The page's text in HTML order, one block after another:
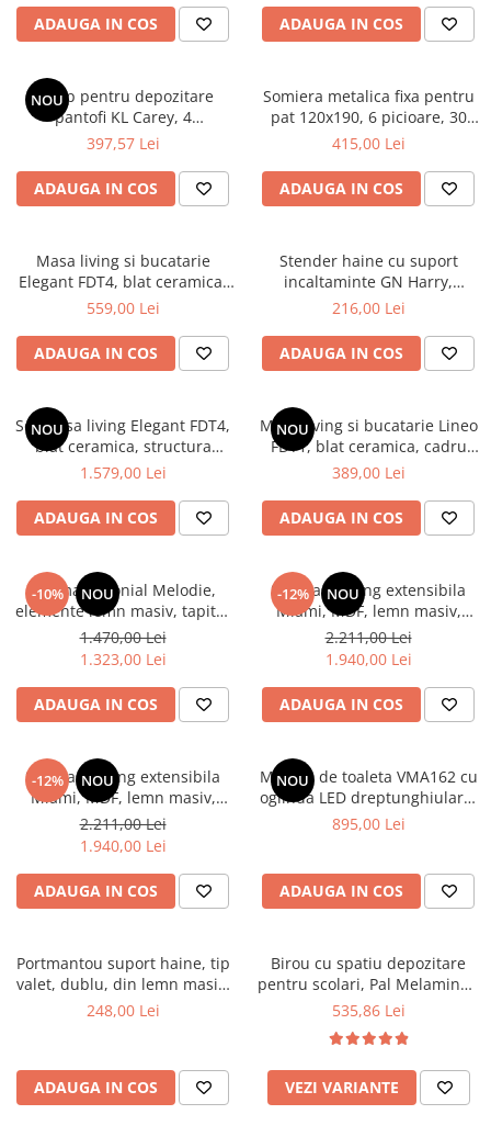
Top saltele 10 cm
Top saltele MemoHR 6.5 cm
Saltele ieftine
Saltele cu plasa de arcuri
Saltele cu spuma
Scaune manager
Mobilier bucatarie
Mese bucatarie
Scaune pentru bucatarie
Mobila bucatarie
Seturi mese si scaune bucatarie
Mobilier hol
Suporturi si rafturi pantofi
Portmantouri
Seturi mobilier hol
Stender haine
Etajere
Cuiere
Mobilier gradinita
Mese gradinita
Set mese si scaune gradinita
Mobilier copii
Mobila camera copii
Scaune birou pentru copii
Saltele patuturi copii
Paturi copii
Masa si scaune gradinita
Seturi comode living si dormitor
ADAUGA IN COS ADAUGA IN COS
NOU
Dulap pentru depozitare
pantofi KL Carey, 4
compartimente, usi
Melaminat, gri
397,57 Lei
ADAUGA IN COS
Somiera metalica fixa pentru
pat 120x190, 6 picioare, 30
lamele lemn fag, benzi textile,
415,00 Lei
ADAUGA IN COS
Masa living si bucatarie
Elegant FDT4, blat ceramica,
cadru metalic, 6 persoane,
559,00 Lei
ADAUGA IN COS
Stender haine cu suport
incaltaminte GN Harry,
metalic, polite, 64x40x150 cm,
216,00 Lei
ADAUGA IN COS
NOU
Set masa living Elegant FDT4,
blat ceramica, structura
metalica, 140x80x75 cm,
FDC4, tapiterie catifea, 90 kg,
gri
1.579,00 Lei
ADAUGA IN COS
NOU
Masa living si bucatarie Lineo
FDT1, blat ceramica, cadru
metalic, 6 persoane,
389,00 Lei
ADAUGA IN COS
-10% NOU
Pat matrimonial Melodie,
elemente lemn masiv, tapitat
cu stofa, cu somiera,160x200
cm, bej
1.470,00 Lei
1.323,00 Lei
ADAUGA IN COS
-12% NOU
Set masa living extensibila
Miami, MDF, lemn masiv,
120/150 x 80 x 73.8 cm si 6
scaune Vienna, tapitat stofa,
94x49x40 cm, nuc/maro
2.211,00 Lei
1.940,00 Lei
ADAUGA IN COS
-12% NOU
Set masa living extensibila
Miami, MDF, lemn masiv,
120/150 x 80 x 73.8 cm si 6
scaune Vienna, tapitat stofa,
94x49x40 cm, alb/gri
2.211,00 Lei
1.940,00 Lei
ADAUGA IN COS
NOU
Masuta de toaleta VMA162 cu
oglinda LED dreptunghiulara,
front MDF, 100 cm, alb/lila
895,00 Lei
ADAUGA IN COS
Portmantou suport haine, tip
valet, dublu, din lemn masiv,
102 cm, fag
248,00 Lei
ADAUGA IN COS
Birou cu spatiu depozitare
pentru scolari, Pal Melaminat,
sertar, 2 rafturi, polita
cm, fag
535,86 Lei
VEZI VARIANTE